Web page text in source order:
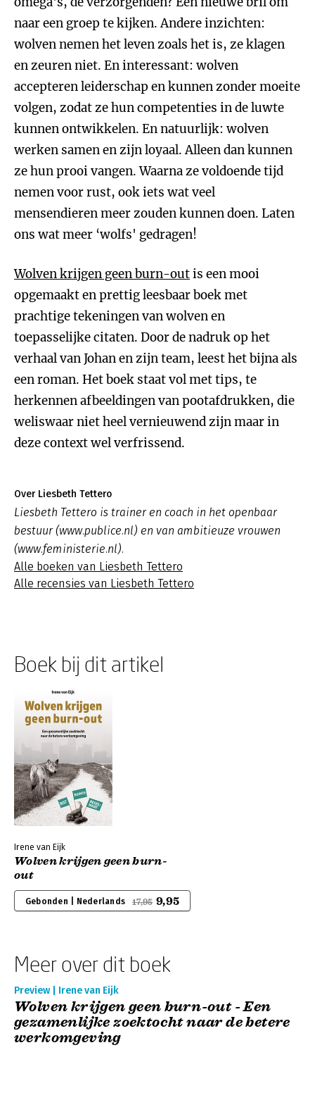
naar een groep te kijken. Andere inzichten:
wolven nemen het leven zoals het is, ze klagen
en zeuren niet. En interessant: wolven
accepteren leiderschap en kunnen zonder moeite
volgen, zodat ze hun competenties in de luwte
kunnen ontwikkelen. En natuurlijk: wolven
werken samen en zijn loyaal. Alleen dan kunnen
ze hun prooi vangen. Waarna ze voldoende tijd
nemen voor rust, ook iets wat veel
mensendieren meer zouden kunnen doen. Laten
ons wat meer ‘wolfs' gedragen!
Wolven krijgen geen burn-outis een mooi
opgemaakt en prettig leesbaar boek met
prachtige tekeningen van wolven en
toepasselijke citaten. Door de nadruk op het
verhaal van Johan en zijn team, leest het bijna als
een roman. Het boek staat vol met tips, te
herkennen afbeeldingen van pootafdrukken, die
weliswaar niet heel vernieuwend zijn maar in
deze context wel verfrissend.
Over Liesbeth Tettero
Liesbeth Tettero is trainer en coach in het openbaar
bestuur (www.publice.nl) en van ambitieuze vrouwen
(www.feministerie.nl).
Alle boeken van Liesbeth Tettero
Alle recensies van Liesbeth Tettero
Boek bij dit artikel
Irene van Eijk
Wolven krijgen geen burn-
out
Gebonden | Nederlands 17,95 9,95
Meer over dit boek
Preview | Irene van Eijk
Wolven krijgen geen burn-out - Een
gezamenlijke zoektocht naar de betere
werkomgeving